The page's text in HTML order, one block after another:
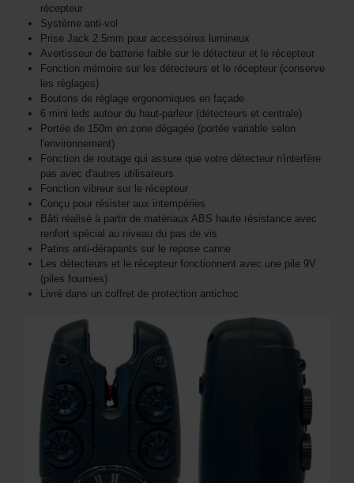
récepteur
Système anti-vol
Prise Jack 2.5mm pour accessoires lumineux
Avertisseur de batterie faible sur le détecteur et le récepteur
Fonction mémoire sur les détecteurs et le récepteur (conserve
les réglages)
Boutons de réglage ergonomiques en façade
6 mini leds autour du haut-parleur (détecteurs et centrale)
Portée de 150m en zone dégagée (portée variable selon
l'environnement)
Fonction de routage qui assure que votre détecteur n'interfère
pas avec d'autres utilisateurs
Fonction vibreur sur le récepteur
Conçu pour résister aux intempéries
Bâti réalisé à partir de matériaux ABS haute résistance avec
renfort spécial au niveau du pas de vis
Patins anti-dérapants sur le repose canne
Les détecteurs et le récepteur fonctionnent avec une pile 9V
(piles fournies)
Livré dans un coffret de protection antichoc